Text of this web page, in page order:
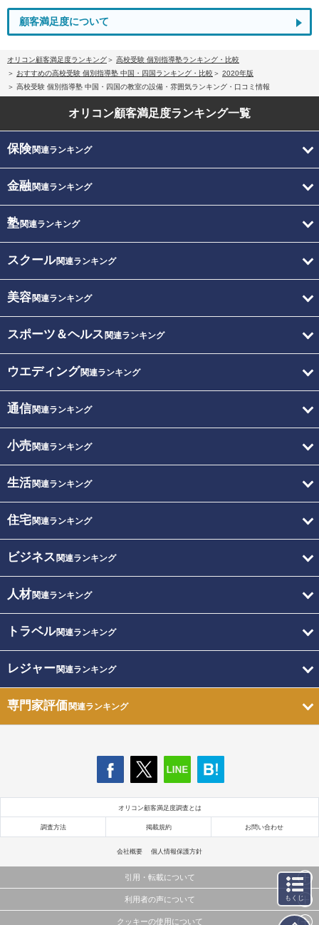
顧客満足度について
オリコン顧客満足度ランキング
高校受験 個別指導塾ランキング・比較
おすすめの高校受験 個別指導塾 中国・四国ランキング・比較
2020年版
高校受験 個別指導塾 中国・四国の教室の設備・雰囲気ランキング・口コミ情報
オリコン顧客満足度ランキング一覧
保険関連ランキング
金融関連ランキング
塾関連ランキング
スクール関連ランキング
美容関連ランキング
スポーツ＆ヘルス 関連ランキング
ウエディング関連ランキング
通信関連ランキング
小売関連ランキング
生活関連ランキング
住宅関連ランキング
ビジネス 関連ランキング
人材関連ランキング
トラベル関連ランキング
レジャー関連ランキング
専門家評価関連ランキング
オリコン顧客満足度調査とは
調査方法 掲載規約 お問い合わせ
会社概要 個人情報保護方針
引用・転載について
当サイトで公開されている情報（文字、写真、イラスト、画像データ等）及びこれらの配置・
利用者の声について
クッキーの使用について
もくじ